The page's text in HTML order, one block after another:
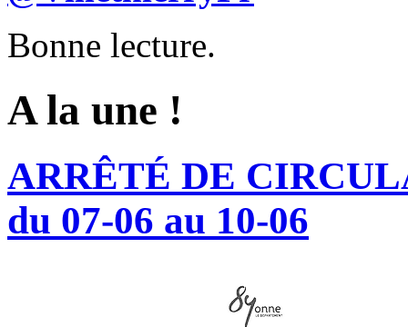
Bonne lecture.
A la une !
ARRÊTÉ DE
du 07-06 au 10-06